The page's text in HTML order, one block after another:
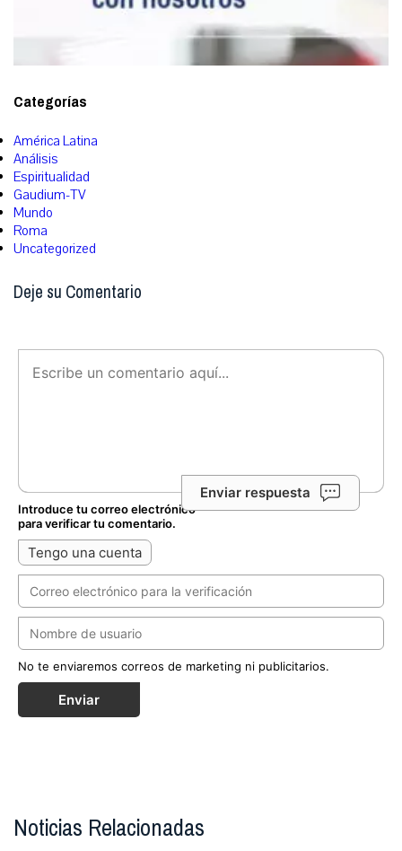
Categorías
América Latina
Análisis
Espiritualidad
Gaudium-TV
Mundo
Roma
Uncategorized
Deje su Comentario
Enviar respuesta
Introduce tu correo electrónico
para verificar tu comentario.
Tengo una cuenta
No te enviaremos correos de marketing ni publicitarios.
Enviar
Noticias Relacionadas